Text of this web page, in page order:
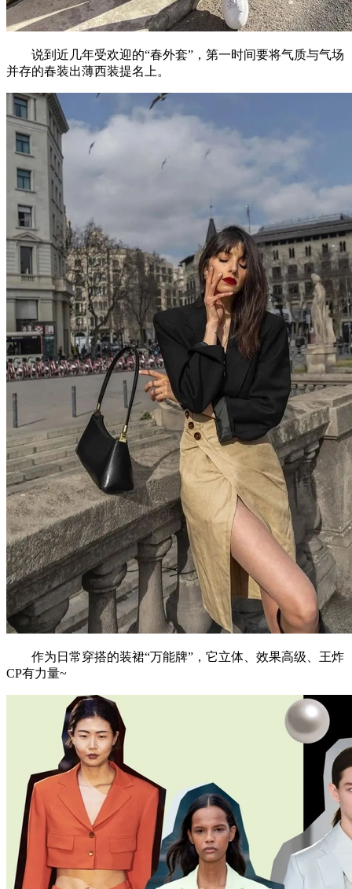
说到近几年受欢迎的“春外套”，第一时间要将气质与气场
并存的春装出薄西装提名上。
作为日常穿搭的装裙“万能牌”，它立体、效果高级、王炸
CP有力量~